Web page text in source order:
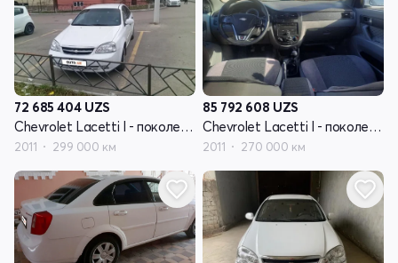
72 685 404 UZS
Chevrolet Lacetti I - поколение
2011 299 000 км
85 792 608 UZS
Chevrolet Lacetti I - поколение
2011 270 000 км